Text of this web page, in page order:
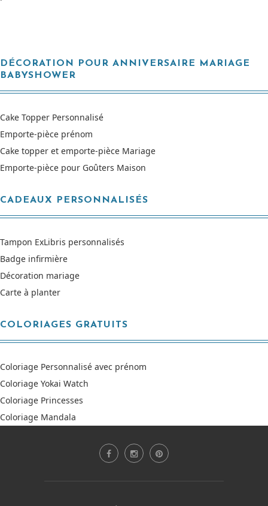
DÉCORATION POUR ANNIVERSAIRE MARIAGE
BABYSHOWER
Cake Topper Personnalisé
Emporte-pièce prénom
Cake topper et emporte-pièce Mariage
Emporte-pièce pour Goûters Maison
CADEAUX PERSONNALISÉS
Tampon ExLibris personnalisés
Badge infirmière
Décoration mariage
Carte à planter
COLORIAGES GRATUITS
Coloriage Personnalisé avec prénom
Coloriage Yokai Watch
Coloriage Princesses
Coloriage Mandala